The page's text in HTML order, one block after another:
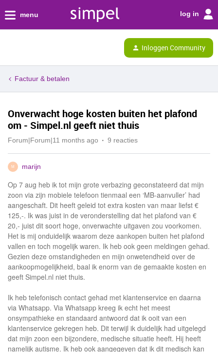
menu log in
Inloggen Community
Factuur & betalen
Onverwacht hoge kosten buiten het plafond
om - Simpel.nl geeft niet thuis
Forum|Forum|11 months ago 9 reacties
M marijn
Op 7 aug heb ik tot mijn grote verbazing geconstateerd dat mijn
zoon via zijn mobiele telefoon tienmaal een ‘MB-aanvuller’ had
aangeschaft. Dit heeft geleid tot extra kosten van maar liefst €
125,-. Ik was juist in de veronderstelling dat het plafond van €
20,- juist dit soort hoge, onverwachte uitgaven zou voorkomen.
Het is mij onduidelijk waarom deze aankopen buiten het plafond
vallen en toch mogelijk waren. Ik heb ook geen meldingen gehad.
Gezien deze omstandigheden en mijn onwetendheid over de
aankoopmogelijkheid, baal ik enorm van de gemaakte kosten en
geeft Simpel.nl niet thuis.
Ik heb telefonisch contact gehad met klantenservice en daarna
via Whatsapp. Via Whatsapp kreeg ik echt het meest
onsympathieke en standaard antwoord dat ik ooit van een
klantenservice gekregen heb. Dit terwijl ik duidelijk had uitgelegd
dat mijn zoon een bijzondere, medische situatie heeft. Hij heeft
namelijk autisme. Ik heb ook aangegeven dat ik dit medisch kan